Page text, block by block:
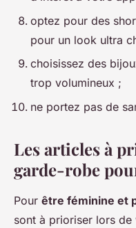
optez pour des
pour un look ultra
choisissez des
trop volumineux ;
ne portez pas de
Les articles à
garde-robe
Pour être féminine et
sont à prioriser lors de